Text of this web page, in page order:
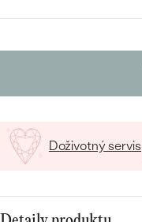
ZLATO
PLATINA
STRIEBRO
S LAB GROWN
PODĽA ŠTÝLU
Doživotný servis